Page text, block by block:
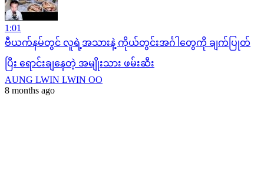
1:01
ဗီယက်နမ်တွင် လူရဲ့အသားနဲ့ ကိုယ်တွင်းအင်္ဂါတွေကို ချက်ပြုတ်
ပြီး ရောင်းချနေတဲ့ အမျိုးသား ဖမ်းဆီး
AUNG LWIN LWIN OO
8 months ago